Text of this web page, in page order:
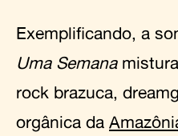
Exemplificando, a
Uma Semana
rock brazuca,
orgânica da